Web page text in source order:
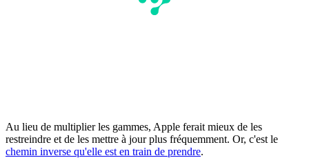
Au lieu de multiplier les gammes, Apple ferait mieux de les
restreindre et de les mettre à jour plus fréquemment. Or, c'est le
chemin inverse qu'elle est en train de prendre.